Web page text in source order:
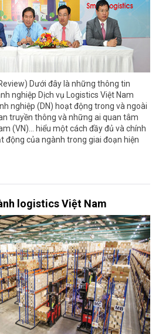
Dưới đây là những thông tin
nghiệp Dịch vụ Logistics Việt Nam
nghiệp (DN) hoạt động trong và ngoài
truyền thông và những ai quan tâm
(VN)... hiểu một cách đầy đủ và chính
động của ngành trong giai đoạn hiện
logistics Việt Nam